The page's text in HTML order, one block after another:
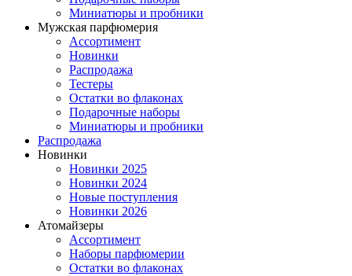
Миниатюры и пробники
Мужская парфюмерия
Ассортимент
Новинки
Распродажа
Тестеры
Остатки во флаконах
Подарочные наборы
Миниатюры и пробники
Распродажа
Новинки
Новинки 2025
Новинки 2024
Новые поступления
Новинки 2026
Атомайзеры
Ассортимент
Наборы парфюмерии
Остатки во флаконах